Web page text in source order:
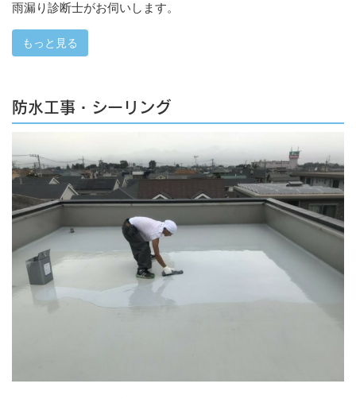
雨漏り診断士がお伺いします。
もっと見る
防水工事・シーリング